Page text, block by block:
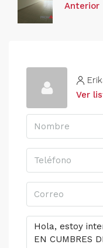
Anterior
Ver